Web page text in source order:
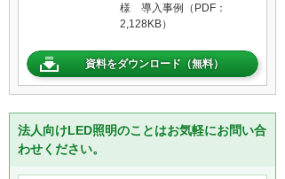
様 導入事例（PDF：
2,128KB）
資料をダウンロード（無料）
法人向けLED照明のことはお気軽にお問い合
わせください。